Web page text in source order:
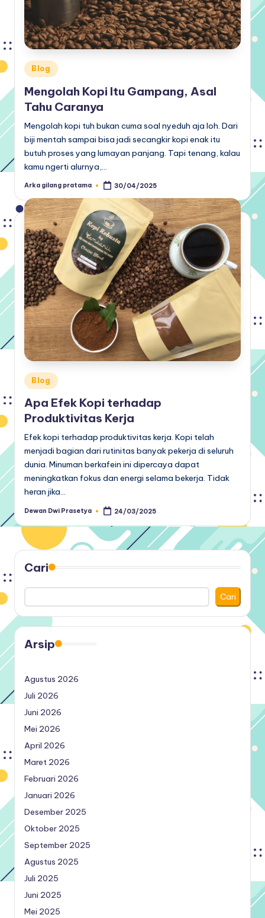
Posted
in
Blog
Mengolah Kopi Itu Gampang, Asal
Tahu Caranya
Mengolah kopi tuh bukan cuma soal nyeduh aja loh. Dari
biji mentah sampai bisa jadi secangkir kopi enak itu
butuh proses yang lumayan panjang. Tapi tenang, kalau
kamu ngerti alurnya,…
Posted
Arka gilang pratama 30/04/2025
Posted
in
Blog
Apa Efek Kopi terhadap
Produktivitas Kerja
Efek kopi terhadap produktivitas kerja. Kopi telah
menjadi bagian dari rutinitas banyak pekerja di seluruh
dunia. Minuman berkafein ini dipercaya dapat
meningkatkan fokus dan energi selama bekerja. Tidak
heran jika…
Posted
Dewan Dwi Prasetya 24/03/2025
Cari
Cari
Arsip
Agustus 2026
Juli 2026
Juni 2026
Mei 2026
April 2026
Maret 2026
Februari 2026
Januari 2026
Desember 2025
Oktober 2025
September 2025
Agustus 2025
Juli 2025
Juni 2025
Mei 2025